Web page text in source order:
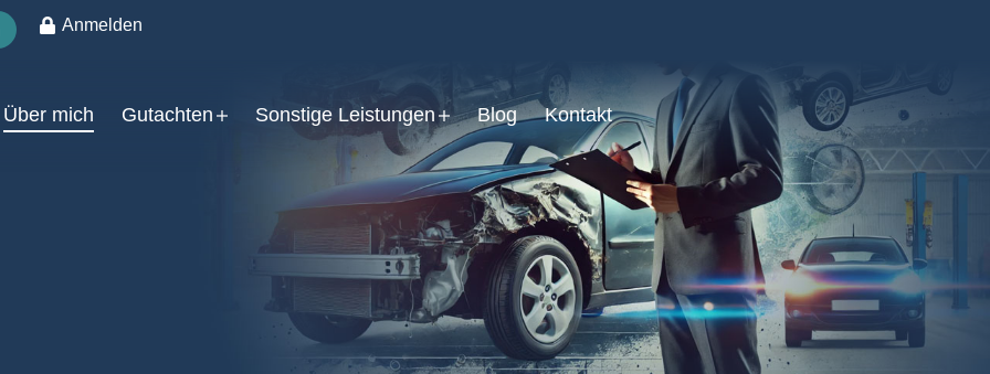
Anmelden
Über mich Gutachten Sonstige Leistungen Blog Kontakt